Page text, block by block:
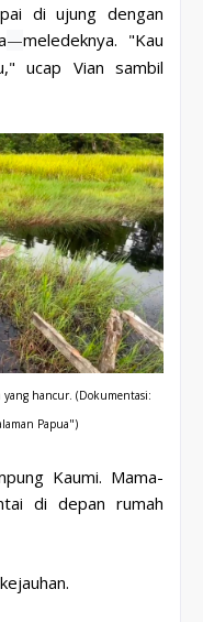
di ujung dengan
—meledeknya. "Kau
ucap Vian sambil
hancur. (Dokumentasi:
Papua")
Kaumi. Mama-
di depan rumah